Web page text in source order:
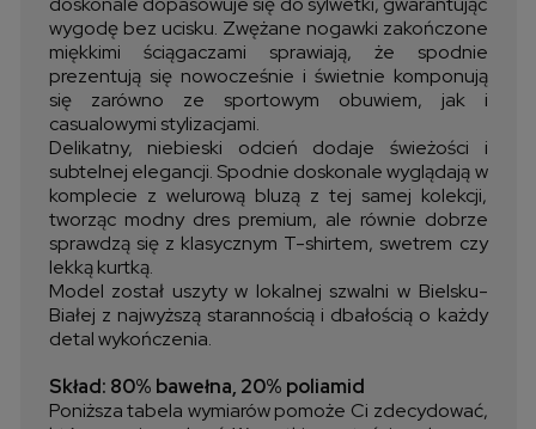
wygodę bez ucisku. Zwężane nogawki zakończone
miękkimi ściągaczami sprawiają, że spodnie
prezentują się nowocześnie i świetnie komponują
się zarówno ze sportowym obuwiem, jak i
casualowymi stylizacjami.
Delikatny, niebieski odcień dodaje świeżości i
subtelnej elegancji. Spodnie doskonale wyglądają w
komplecie z welurową bluzą z tej samej kolekcji,
tworząc modny dres premium, ale równie dobrze
sprawdzą się z klasycznym T-shirtem, swetrem czy
lekką kurtką.
Model został uszyty w lokalnej szwalni w Bielsku-
Białej z najwyższą starannością i dbałością o każdy
detal wykończenia.
Skład: 80% bawełna, 20% poliamid
Poniższa tabela wymiarów pomoże Ci zdecydować,